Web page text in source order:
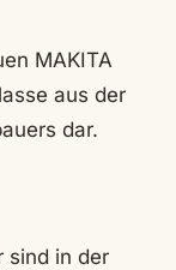
MAKITA
aus der
dar.
sind in der